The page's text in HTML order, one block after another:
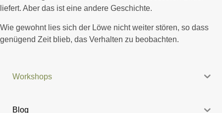
liefert. Aber das ist eine andere Geschichte.
Wie gewohnt lies sich der Löwe nicht weiter stören, so dass
genügend Zeit blieb, das Verhalten zu beobachten.
Workshops
Blog